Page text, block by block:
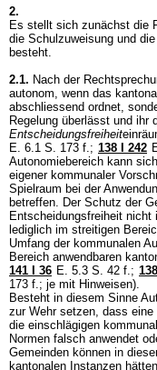
2.
Es stellt sich zunächst die
die Schulzuweisung und
besteht.
2.1. Nach der
autonom, wenn das
abschliessend ordnet,
Regelung überlässt und ihr
Entscheidungsfreiheit
E. 6.1 S. 173 f.; 138 I 242
Autonomiebereich kann
eigener kommunaler
Spielraum bei der
betreffen. Der Schutz der
Entscheidungsfreiheit nicht
lediglich im streitigen
Umfang der kommunalen
Bereich anwendbaren
141 I 36 E. 5.3 S. 42 f.;
173 f.; je mit Hinweisen).
Besteht in diesem Sinne
zur Wehr setzen, dass
die einschlägigen
Normen falsch anwendet
Gemeinden können in
kantonalen Instanzen